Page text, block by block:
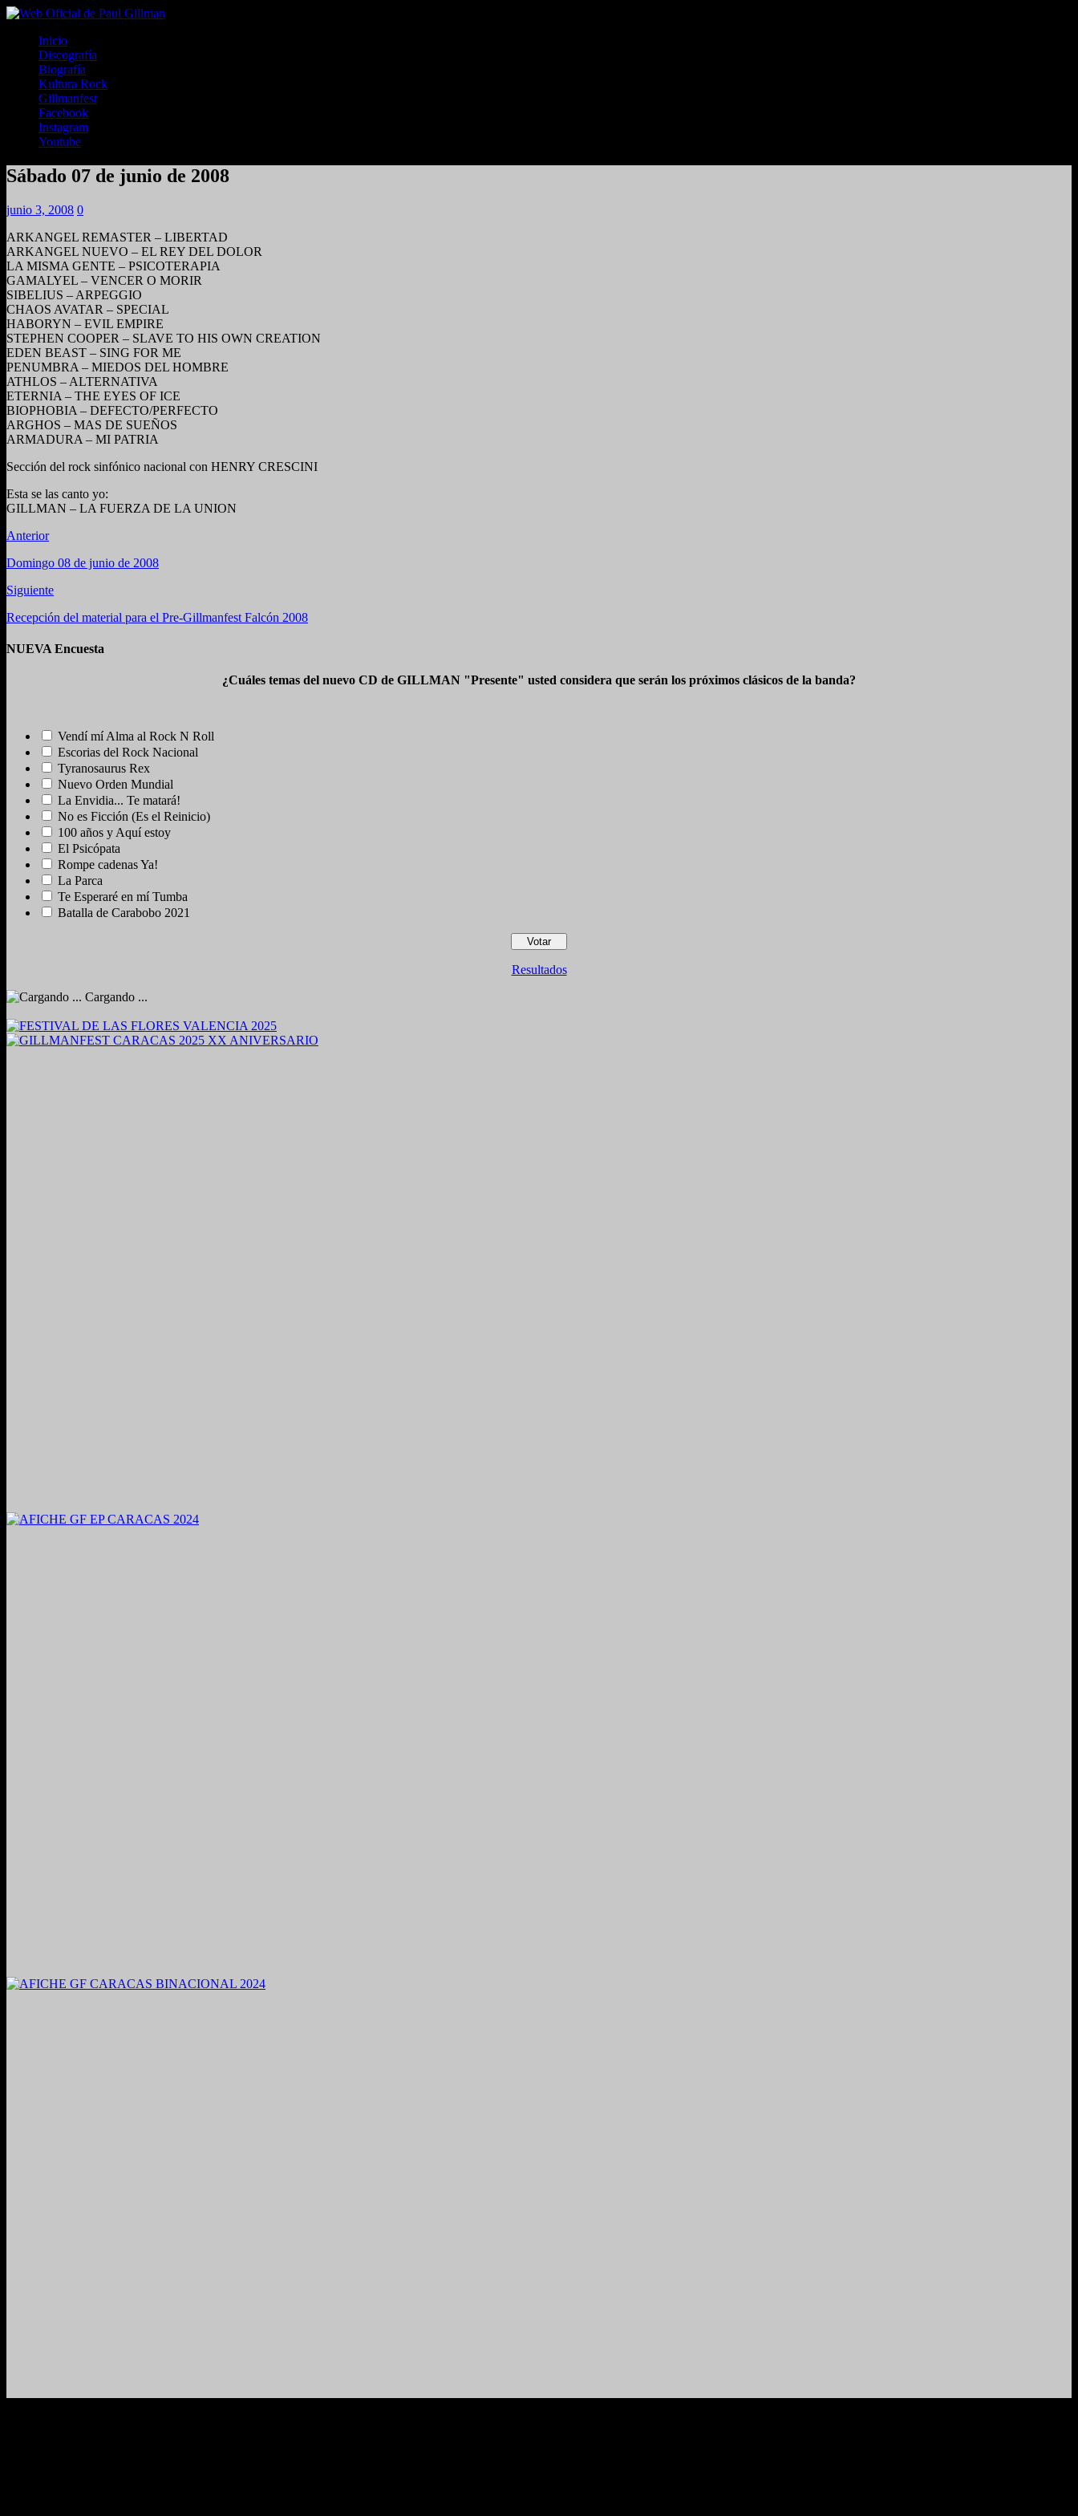
Inicio
Discografía
Biografía
Kultura Rock
Gillmanfest
Facebook
Instagram
Youtube
Sábado 07 de junio de 2008
junio 3, 2008 0
ARKANGEL REMASTER – LIBERTAD
ARKANGEL NUEVO – EL REY DEL DOLOR
LA MISMA GENTE – PSICOTERAPIA
GAMALYEL – VENCER O MORIR
SIBELIUS – ARPEGGIO
CHAOS AVATAR – SPECIAL
HABORYN – EVIL EMPIRE
STEPHEN COOPER – SLAVE TO HIS OWN CREATION
EDEN BEAST – SING FOR ME
PENUMBRA – MIEDOS DEL HOMBRE
ATHLOS – ALTERNATIVA
ETERNIA – THE EYES OF ICE
BIOPHOBIA – DEFECTO/PERFECTO
ARGHOS – MAS DE SUEÑOS
ARMADURA – MI PATRIA
Sección del rock sinfónico nacional con HENRY CRESCINI
Esta se las canto yo:
GILLMAN – LA FUERZA DE LA UNION
Anterior
Domingo 08 de junio de 2008
Siguiente
Recepción del material para el Pre-Gillmanfest Falcón 2008
NUEVA Encuesta
¿Cuáles temas del nuevo CD de GILLMAN "Presente" usted considera que serán los próximos clásicos de la banda?
Vendí mí Alma al Rock N Roll
Escorias del Rock Nacional
Tyranosaurus Rex
Nuevo Orden Mundial
La Envidia... Te matará!
No es Ficción (Es el Reinicio)
100 años y Aquí estoy
El Psicópata
Rompe cadenas Ya!
La Parca
Te Esperaré en mí Tumba
Batalla de Carabobo 2021
Resultados
Cargando ...